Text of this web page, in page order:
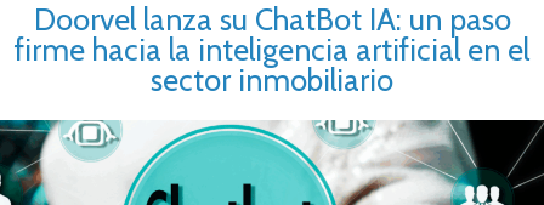
Doorvel lanza su ChatBot IA: un paso
firme hacia la inteligencia artificial en el
sector inmobiliario